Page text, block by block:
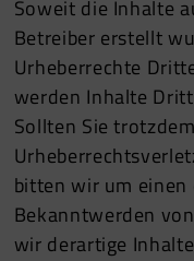
Soweit die Inhalte
Betreiber erstellt
Urheberrechte
werden Inhalte
Sollten Sie
bitten wir um einen
Bekanntwerden
wir derartige